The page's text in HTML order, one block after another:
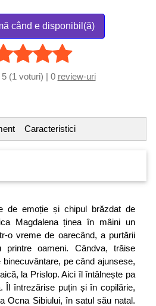
când e disponibil(ă)
(1 voturi) | 0 review-uri
Caracteristici
de emoție și chipul brăzdat de
Magdalena ținea în mâini un
o vreme de oarecând, a purtării
printre oameni. Cândva, trăise
pe când ajunsese,
la Prislop. Aici îl întâlnește pa
Îl întrezărise puțin și în copilărie,
Ocna Sibiului, în satul său natal.